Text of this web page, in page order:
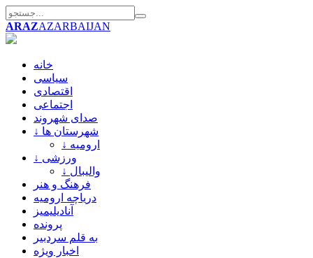
ARAZAZARBAIJAN
خانه
سیاسی
اقتصادی
اجتماعی
صدای شهروند
↓ شهرستان ها
↓ ارومیه
↓ ورزشی
↓ والیبال
فرهنگ و هنر
دریاچه ارومیه
آنادیلیمیز
پرونده
به قلم سردبیر
اخبار ویژه